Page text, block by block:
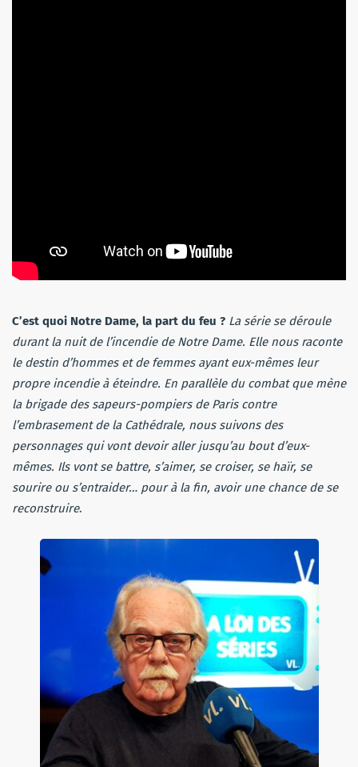
C’est quoi Notre Dame, la part du feu ? La série se déroule
durant la nuit de l’incendie de Notre Dame. Elle nous raconte
le destin d’hommes et de femmes ayant eux-mêmes leur
propre incendie à éteindre. En parallèle du combat que mène
la brigade des sapeurs-pompiers de Paris contre
l’embrasement de la Cathédrale, nous suivons des
personnages qui vont devoir aller jusqu’au bout d’eux-
mêmes. Ils vont se battre, s’aimer, se croiser, se haïr, se
sourire ou s’entraider… pour à la fin, avoir une chance de se
reconstruire.